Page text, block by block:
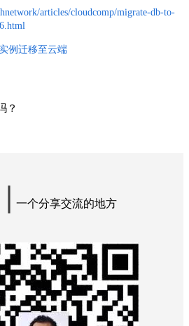
articles/cloudcomp/migrate-db-to-
例迁移至云端
？
一个分享交流的地方